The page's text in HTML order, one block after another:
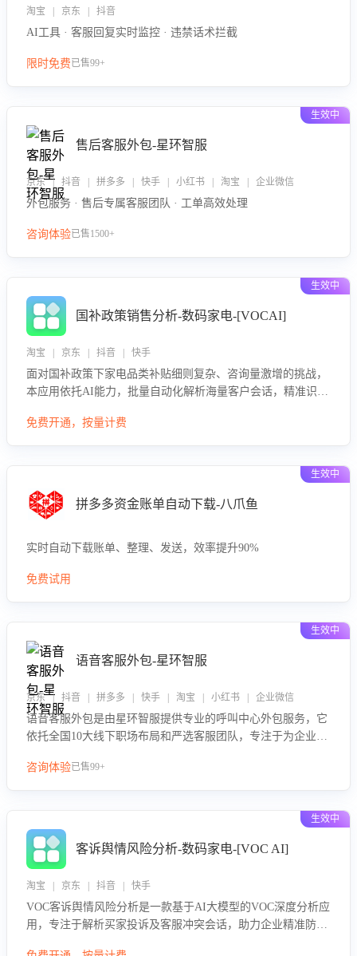
淘宝 | 京东 | 抖音
AI工具 · 客服回复实时监控 · 违禁话术拦截
限时免费已售99+
生效中
售后客服外包-星环智服
京东 | 抖音 | 拼多多 | 快手 | 小红书 | 淘宝 | 企业微信
外包服务 · 售后专属客服团队 · 工单高效处理
咨询体验已售1500+
生效中
国补政策销售分析-数码家电-[VOCAI]
淘宝 | 京东 | 抖音 | 快手
面对国补政策下家电品类补贴细则复杂、咨询量激增的挑战，
本应用依托AI能力，批量自动化解析海量客户会话，精准识别
向，深度洞察决策动因。同时全面评估客服团队政策解读准确
免费开通，按量计费
生效中
拼多多资金账单自动下载-八爪鱼
实时自动下载账单、整理、发送，效率提升90%
免费试用
生效中
语音客服外包-星环智服
京东 | 抖音 | 拼多多 | 快手 | 淘宝 | 小红书 | 企业微信
语音客服外包是由星环智服提供专业的呼叫中心外包服务，它
依托全国10大线下职场布局和严选客服团队，专注于为企业提
队和智能工具提升语音客服服务效率和质量，帮助企业实现降
咨询体验已售99+
生效中
客诉舆情风险分析-数码家电-[VOC AI]
淘宝 | 京东 | 抖音 | 快手
VOC客诉舆情风险分析是一款基于AI大模型的VOC深度分析应
用，专注于解析买家投诉及客服冲突会话，助力企业精准防控